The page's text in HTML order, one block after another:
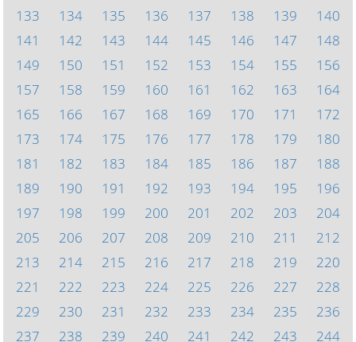
133
134 135 136 137 138 139
140
141
142 143 144 145 146 147
148
149
150 151 152 153 154 155
156
157
158 159 160 161 162 163
164
165
166 167 168 169 170 171
172
173
174 175 176 177 178 179
180
181
182 183 184 185 186 187
188
189
190 191 192 193 194 195
196
197
198 199 200 201 202 203
204
205
206 207 208 209 210 211
212
213
214 215 216 217 218 219
220
221
222 223 224 225 226 227
228
229
230 231 232 233 234 235
236
237
238 239 240 241 242 243
244